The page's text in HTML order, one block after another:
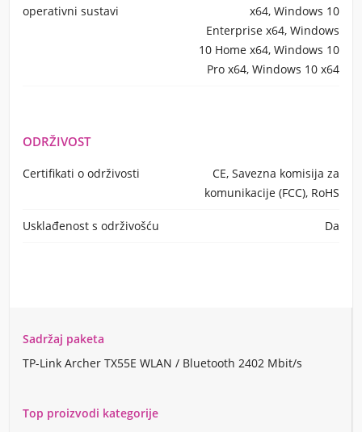
operativni sustavi
x64, Windows 10
Enterprise x64, Windows
10 Home x64, Windows 10
Pro x64, Windows 10 x64
ODRŽIVOST
Certifikati o održivosti
CE, Savezna komisija za
komunikacije (FCC), RoHS
Usklađenost s održivošću Da
Sadržaj paketa
TP-Link Archer TX55E WLAN / Bluetooth 2402 Mbit/s
Top proizvodi kategorije